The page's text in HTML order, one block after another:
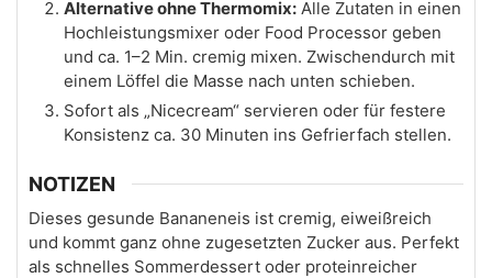
Alternative ohne Thermomix: Alle Zutaten in einen
Hochleistungsmixer oder Food Processor geben
und ca. 1–2 Min. cremig mixen. Zwischendurch mit
einem Löffel die Masse nach unten schieben.
Sofort als „Nicecream“ servieren oder für festere
Konsistenz ca. 30 Minuten ins Gefrierfach stellen.
NOTIZEN
Dieses gesunde Bananeneis ist cremig, eiweißreich
und kommt ganz ohne zugesetzten Zucker aus. Perfekt
als schnelles Sommerdessert oder proteinreicher